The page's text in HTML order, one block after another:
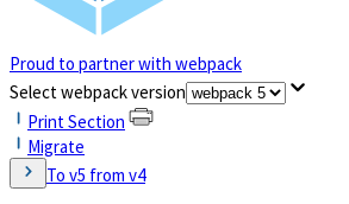
Proud to partner with webpack
(opens in a new tab)
Select webpack version
Print Section
Migrate
To v5 from v4